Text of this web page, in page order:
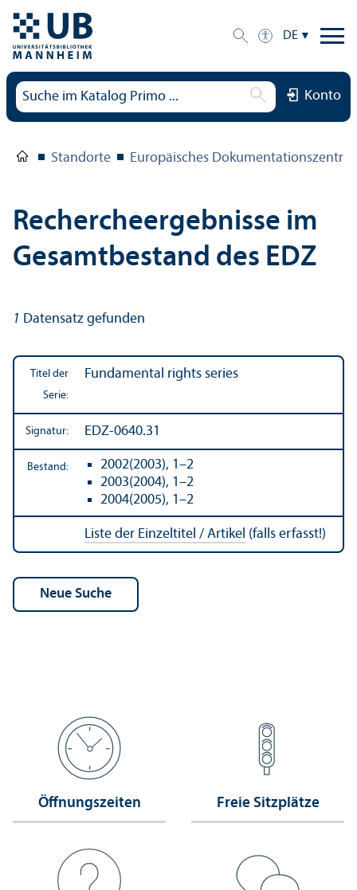
DE
Konto
Standorte Europäisches
Rechercheergebnisse im
Gesamtbestand des EDZ
1 Datensatz gefunden
Titel der
Serie:
Fundamental rights series
Signatur: EDZ-0640.31
Bestand:
2002(2003), 1–2
2003(2004), 1–2
2004(2005), 1–2
Liste der Einzeltitel / Artikel (falls erfasst!)
Öffnungs­zeiten Freie Sitzplätze